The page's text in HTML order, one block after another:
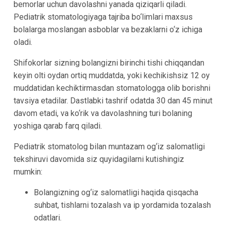
bemorlar uchun davolashni yanada qiziqarli qiladi.
Pediatrik stomatologiyaga tajriba bo‘limlari maxsus
bolalarga moslangan asboblar va bezaklarni o‘z ichiga
oladi.
Shifokorlar sizning bolangizni birinchi tishi chiqqandan
keyin olti oydan ortiq muddatda, yoki kechikishsiz 12 oy
muddatidan kechiktirmasdan stomatologga olib borishni
tavsiya etadilar. Dastlabki tashrif odatda 30 dan 45 minut
davom etadi, va ko‘rik va davolashning turi bolaning
yoshiga qarab farq qiladi.
Pediatrik stomatolog bilan muntazam og‘iz salomatligi
tekshiruvi davomida siz quyidagilarni kutishingiz
mumkin:
Bolangizning og‘iz salomatligi haqida qisqacha
suhbat, tishlarni tozalash va ip yordamida tozalash
odatlari.